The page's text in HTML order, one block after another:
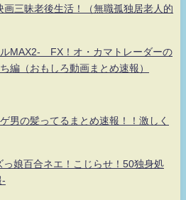
画三昧老後生活！（無職孤独居老人的
MAX2- FX！オ・カマトレーダーの
（おもしろ動画まとめ速報）
男の髪ってるまとめ速報！！激しく
っ娘百合ネエ！こじらせ！50独身処
-